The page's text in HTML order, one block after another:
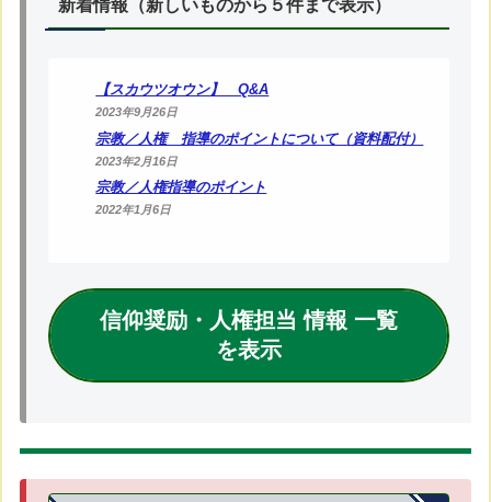
新着情報（新しいものから５件まで表示）
【スカウツオウン】 Q&A
2023年9月26日
宗教／人権 指導のポイントについて（資料配付）
2023年2月16日
宗教／人権指導のポイント
2022年1月6日
信仰奨励・人権担当 情報 一覧
を表示